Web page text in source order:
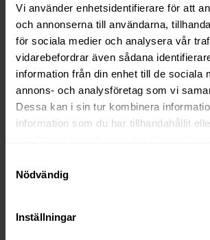
Vi använder enhetsidentifierare för att
och annonserna till användarna,
för sociala medier och analysera vår
vidarebefordrar även sådana
information från din enhet till de sociala
annons- och analysföretag som vi
Dessa kan i sin tur kombinera
information som du har tillhandahållit
Nödvändig
Inställningar